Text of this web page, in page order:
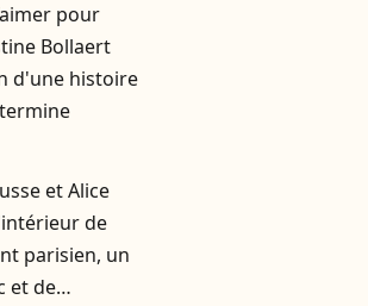
pour
Bollaert
d'une histoire
et Alice
de
parisien, un
et de